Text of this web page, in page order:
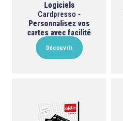
Logiciels
Cardpresso -
Personnalisez vos
cartes avec facilité
Découvrir